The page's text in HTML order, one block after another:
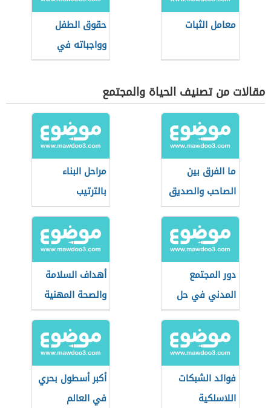
معامل الثبات
حقوق الطفل
وواجباته في
المدرسة
مقالات من تصنيف الحياة والمجتمع
ما الفرق بين
الصاحب والصديق
مراحل البناء
بالترتيب
دور المجتمع
المدني في حل
المشاكل
الاجتماعية
أهداف السلامة
والصحة المهنية
فوائد الشبكات
اللاسلكية
أكبر أسطول بحري
في العالم